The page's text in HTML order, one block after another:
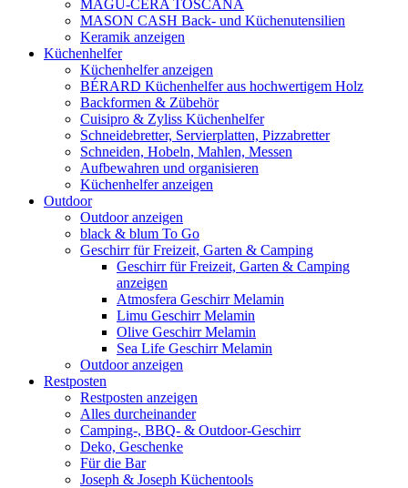
MAGU-CERA TOSCANA
MASON CASH Back- und Küchenutensilien
Keramik anzeigen
Küchenhelfer
Küchenhelfer anzeigen
BÉRARD Küchenhelfer aus hochwertigem Holz
Backformen & Zübehör
Cuisipro & Zyliss Küchenhelfer
Schneidebretter, Servierplatten, Pizzabretter
Schneiden, Hobeln, Mahlen, Messen
Aufbewahren und organisieren
Küchenhelfer anzeigen
Outdoor
Outdoor anzeigen
black & blum To Go
Geschirr für Freizeit, Garten & Camping
Geschirr für Freizeit, Garten & Camping
anzeigen
Atmosfera Geschirr Melamin
Limu Geschirr Melamin
Olive Geschirr Melamin
Sea Life Geschirr Melamin
Outdoor anzeigen
Restposten
Restposten anzeigen
Alles durcheinander
Camping-, BBQ- & Outdoor-Geschirr
Deko, Geschenke
Für die Bar
Joseph & Joseph Küchentools